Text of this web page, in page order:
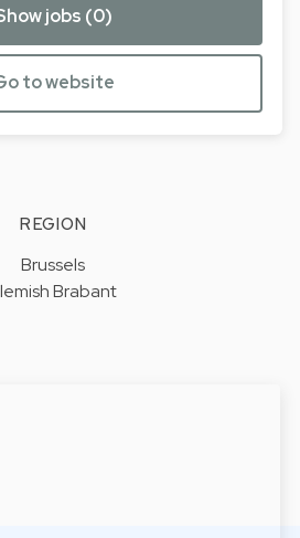
jobs (0)
to website
REGION
Brussels
Brabant